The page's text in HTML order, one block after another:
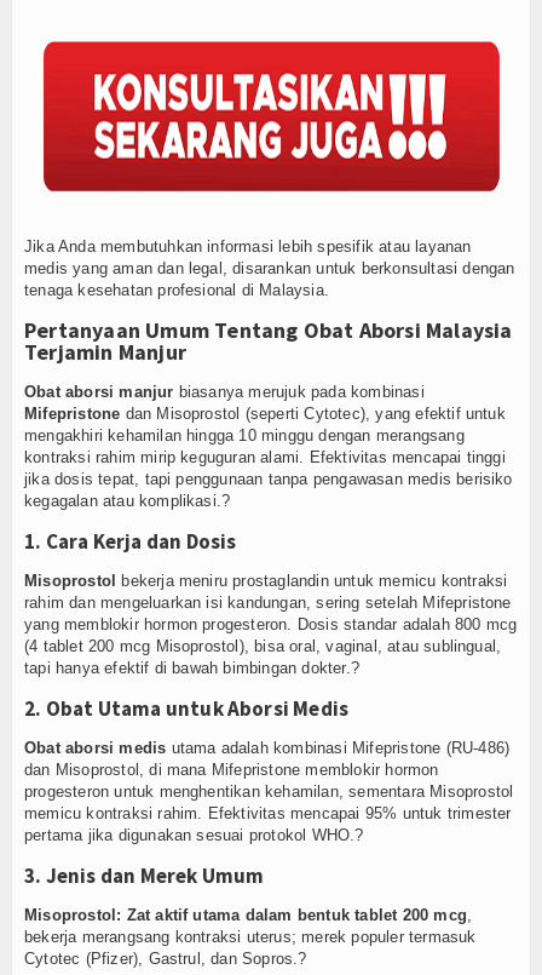
Jika Anda membutuhkan informasi lebih spesifik atau layanan
medis yang aman dan legal, disarankan untuk berkonsultasi dengan
tenaga kesehatan profesional di Malaysia.
Pertanyaan Umum Tentang Obat Aborsi Malaysia
Terjamin Manjur
Obat aborsi manjur biasanya merujuk pada kombinasi
Mifepristone dan Misoprostol (seperti Cytotec), yang efektif untuk
mengakhiri kehamilan hingga 10 minggu dengan merangsang
kontraksi rahim mirip keguguran alami. Efektivitas mencapai tinggi
jika dosis tepat, tapi penggunaan tanpa pengawasan medis berisiko
kegagalan atau komplikasi.?
1. Cara Kerja dan Dosis
Misoprostol
bekerja meniru prostaglandin untuk memicu kontraksi
rahim dan mengeluarkan isi kandungan, sering setelah Mifepristone
yang memblokir hormon progesteron. Dosis standar adalah 800 mcg
(4 tablet 200 mcg Misoprostol), bisa oral, vaginal, atau sublingual,
tapi hanya efektif di bawah bimbingan dokter.?
2. Obat Utama untuk Aborsi Medis
Obat aborsi medis utama adalah kombinasi Mifepristone (RU-486)
dan Misoprostol, di mana Mifepristone memblokir hormon
progesteron untuk menghentikan kehamilan, sementara Misoprostol
memicu kontraksi rahim. Efektivitas mencapai 95% untuk trimester
pertama jika digunakan sesuai protokol WHO.?
3. Jenis dan Merek Umum
Misoprostol: Zat aktif utama dalam bentuk tablet 200 mcg
bekerja merangsang kontraksi uterus; merek populer termasuk
Cytotec (Pfizer), Gastrul, dan Sopros.?